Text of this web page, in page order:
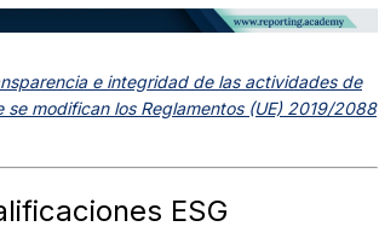
e integridad de las actividades de
modifican los Reglamentos (UE) 2019/2088
ESG